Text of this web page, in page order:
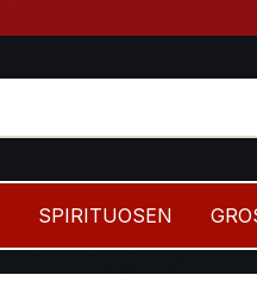
SPIRITUOSEN